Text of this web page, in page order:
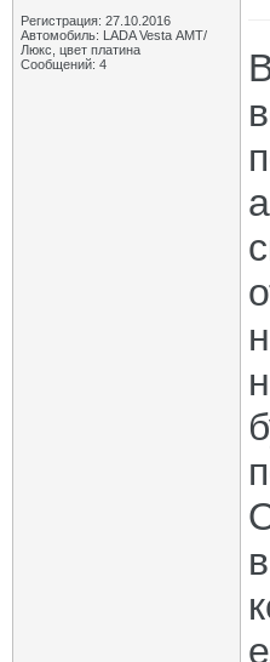
Регистрация: 27.10.2016
Автомобиль: LADA Vesta АМТ/
Люкс, цвет платина
Сообщений: 4